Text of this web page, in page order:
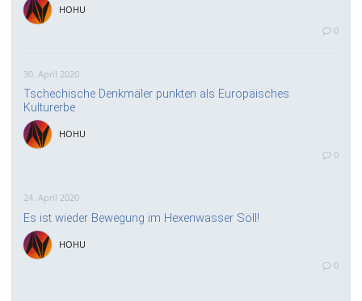
HOHU
0
30. April 2020
Tschechische Denkmäler punkten als Europäisches
Kulturerbe
HOHU
0
24. April 2020
Es ist wieder Bewegung im Hexenwasser Söll!
HOHU
0